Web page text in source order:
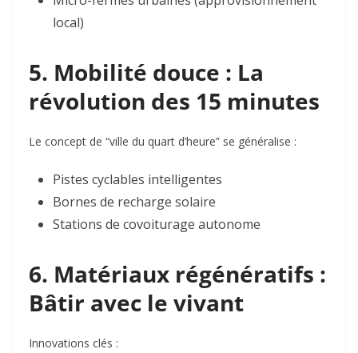
local)
5. Mobilité douce : La
révolution des 15 minutes
Le concept de “ville du quart d’heure” se généralise :
Pistes cyclables intelligentes
Bornes de recharge solaire
Stations de covoiturage autonome
6. Matériaux régénératifs :
Bâtir avec le vivant
Innovations clés :